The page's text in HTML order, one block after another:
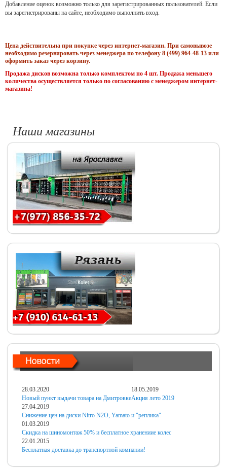
Добавление оценок возможно только для зарегистрированных пользователей. Если
вы зарегистрированы на сайте, необходимо выполнить вход.
Цена действительна при покупке через интернет-магазин. При самовывозе
необходимо резервировать через менеджера по телефону 8 (499) 964-48-13 или
оформить заказ через корзину.
Продажа дисков возможна только комплектом по 4 шт. Продажа меньшего
количества осуществляется только по согласованию с менеджером интернет-
магазина!
Наши магазины
28.03.2020
Новый пункт выдачи товара на Дмитровке
18.05.2019
Акция лето 2019
27.04.2019
Снижение цен на диски Nitro N2O, Yamato и "реплика"
01.03.2019
Скидка на шиномонтаж 50% и бесплатное хранениие колес
22.01.2015
Бесплатная доставка до транспортной компании!